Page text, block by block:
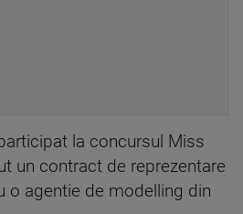
la concursul Miss
un contract de reprezentare
o agentie de modelling din